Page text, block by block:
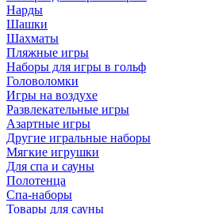
Нарды
Шашки
Шахматы
Пляжные игры
Наборы для игры в гольф
Головоломки
Игры на воздухе
Развлекательные игры
Азартные игры
Другие игральные наборы
Мягкие игрушки
Для спа и сауны
Полотенца
Спа-наборы
Товары для сауны